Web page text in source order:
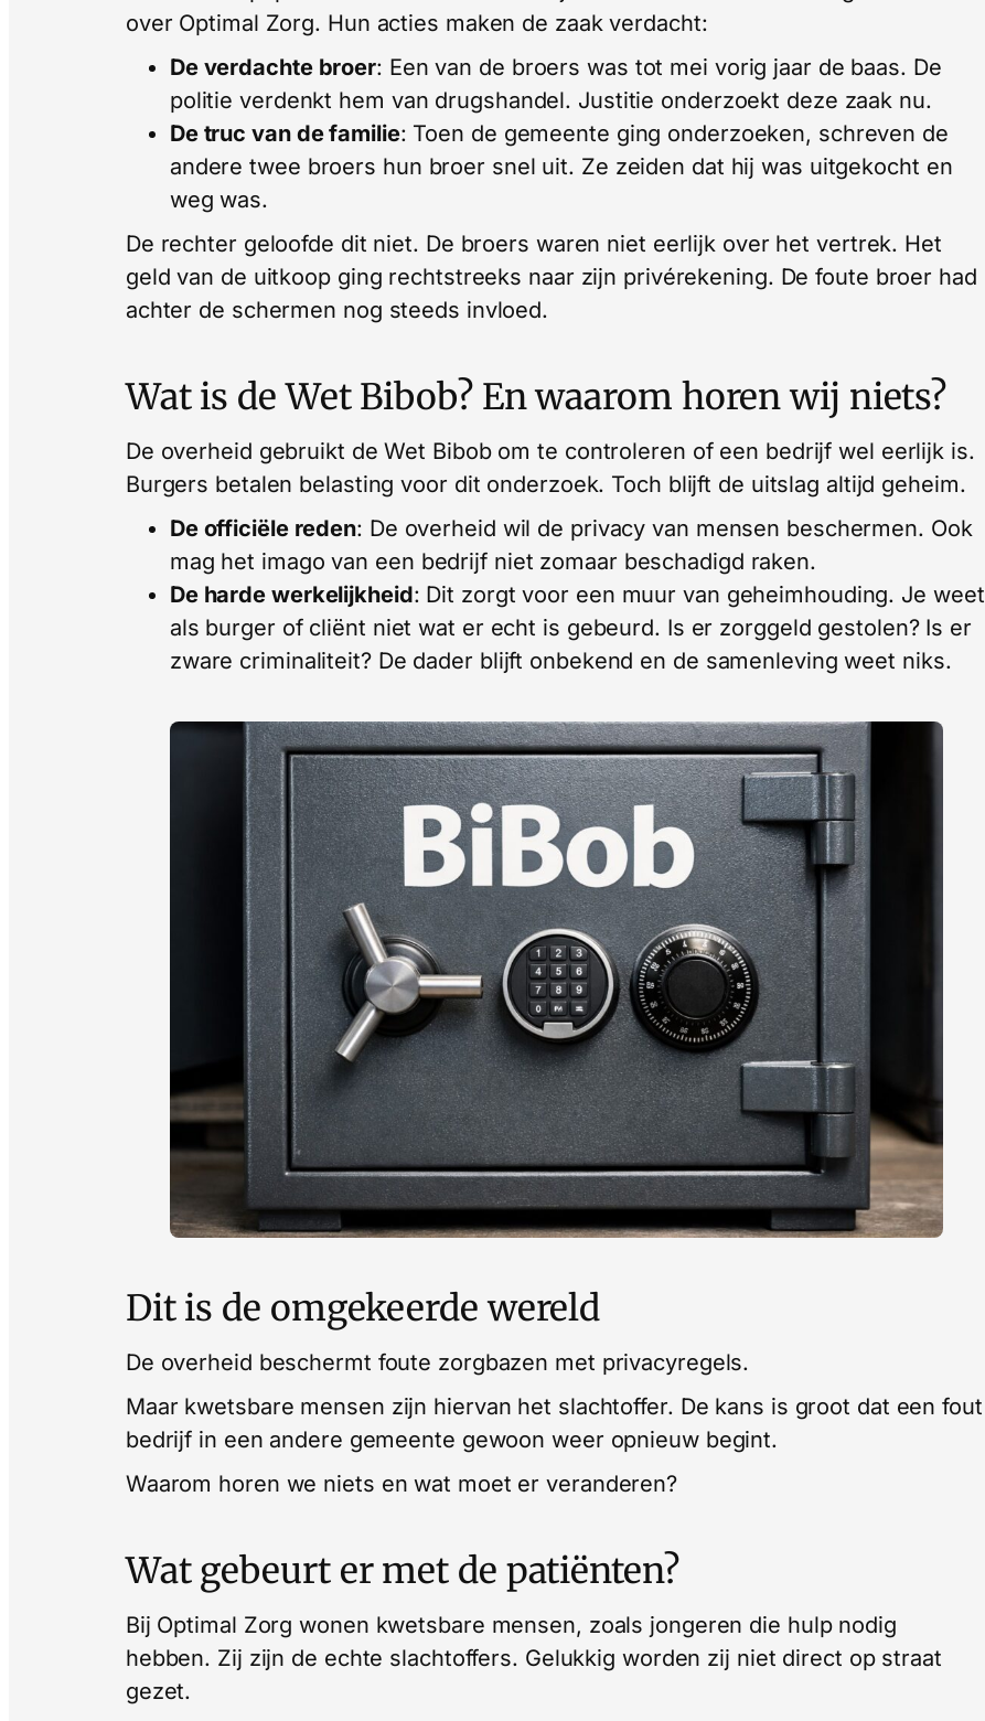
over Optimal Zorg. Hun acties maken de zaak verdacht:
De verdachte broer: Een van de broers was tot mei vorig jaar de baas. De
politie verdenkt hem van drugshandel. Justitie onderzoekt deze zaak nu.
De truc van de familie: Toen de gemeente ging onderzoeken, schreven de
andere twee broers hun broer snel uit. Ze zeiden dat hij was uitgekocht en
weg was.
De rechter geloofde dit niet. De broers waren niet eerlijk over het vertrek. Het
geld van de uitkoop ging rechtstreeks naar zijn privérekening. De foute broer had
achter de schermen nog steeds invloed.
Wat is de Wet Bibob? En waarom horen wij niets?
De overheid gebruikt de Wet Bibob om te controleren of een bedrijf wel eerlijk is.
Burgers betalen belasting voor dit onderzoek. Toch blijft de uitslag altijd geheim.
De officiële reden: De overheid wil de privacy van mensen beschermen. Ook
mag het imago van een bedrijf niet zomaar beschadigd raken.
De harde werkelijkheid: Dit zorgt voor een muur van geheimhouding. Je weet
als burger of cliënt niet wat er echt is gebeurd. Is er zorggeld gestolen? Is er
zware criminaliteit? De dader blijft onbekend en de samenleving weet niks.
Dit is de omgekeerde wereld
De overheid beschermt foute zorgbazen met privacyregels.
Maar kwetsbare mensen zijn hiervan het slachtoffer. De kans is groot dat een fout
bedrijf in een andere gemeente gewoon weer opnieuw begint.
Waarom horen we niets en wat moet er veranderen?
Wat gebeurt er met de patiënten?
Bij Optimal Zorg wonen kwetsbare mensen, zoals jongeren die hulp nodig
hebben. Zij zijn de echte slachtoffers. Gelukkig worden zij niet direct op straat
gezet.